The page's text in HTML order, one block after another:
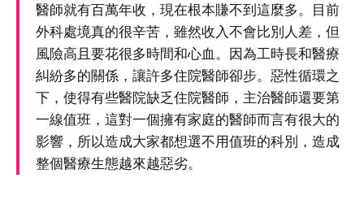
醫師就有百萬年收，現在根本賺不到這麼多。目前
外科處境真的很辛苦，雖然收入不會比別人差，但
風險高且要花很多時間和心血。因為工時長和醫療
糾紛多的關係，讓許多住院醫師卻步。惡性循環之
下，使得有些醫院缺乏住院醫師，主治醫師還要第
一線值班，這對一個擁有家庭的醫師而言有很大的
影響，所以造成大家都想選不用值班的科別，造成
整個醫療生態越來越惡劣。